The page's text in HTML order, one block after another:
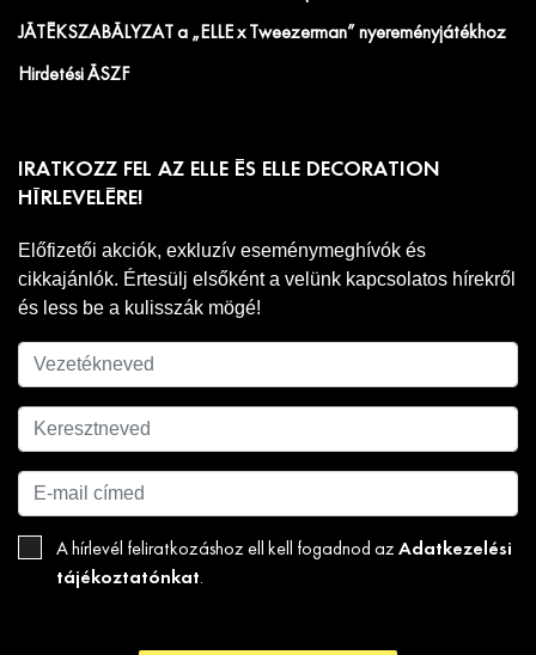
JÁTÉKSZABÁLYZAT a „ELLE x Tweezerman” nyereményjátékhoz
Hirdetési ÁSZF
IRATKOZZ FEL AZ ELLE ÉS ELLE DECORATION
HÍRLEVELÉRE!
Előfizetői akciók, exkluzív eseménymeghívók és
cikkajánlók. Értesülj elsőként a velünk kapcsolatos hírekről
és less be a kulisszák mögé!
A hírlevél feliratkozáshoz ell kell fogadnod az Adatkezelési
tájékoztatónkat.